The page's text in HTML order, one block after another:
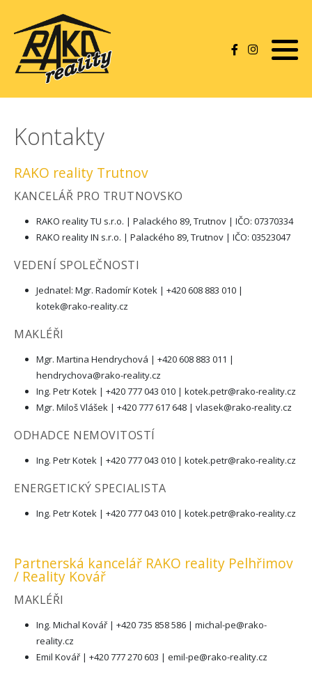
Kontakty
RAKO reality Trutnov
KANCELÁŘ PRO TRUTNOVSKO
RAKO reality TU s.r.o. | Palackého 89, Trutnov | IČO: 07370334
RAKO reality IN s.r.o. | Palackého 89, Trutnov | IČO: 03523047
VEDENÍ SPOLEČNOSTI
Jednatel: Mgr. Radomír Kotek | +420 608 883 010 |
kotek@rako-reality.cz
MAKLÉŘI
Mgr. Martina Hendrychová | +420 608 883 011 |
hendrychova@rako-reality.cz
Ing. Petr Kotek | +420 777 043 010 | kotek.petr@rako-reality.cz
Mgr. Miloš Vlášek | +420 777 617 648 | vlasek@rako-reality.cz
ODHADCE NEMOVITOSTÍ
Ing. Petr Kotek | +420 777 043 010 | kotek.petr@rako-reality.cz
ENERGETICKÝ SPECIALISTA
Ing. Petr Kotek | +420 777 043 010 | kotek.petr@rako-reality.cz
Partnerská kancelář RAKO reality Pelhřimov
/ Reality Kovář
MAKLÉŘI
Ing. Michal Kovář | +420 735 858 586 | michal-pe@rako-
reality.cz
Emil Kovář | +420 777 270 603 | emil-pe@rako-reality.cz
Byty
Pozemky
Komerční nemovitosti
Garáže a ostatní
Pronájmy